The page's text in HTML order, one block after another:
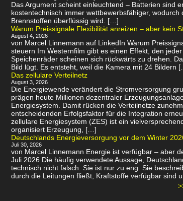
Das Argument scheint einleuchtend – Batterien sind
kostentechnisch immer wettbewerbsfähiger,
Brennstoffen überflüssig wird. […]
Warum Preissignale Flexibilität anreizen – aber kein
August 4, 2026
von Marcel Linnemann auf LinkedIn Warum
steuern Im Westernfilm gibt es einen Effekt, den
Speichenräder scheinen sich rückwärts zu drehen.
Bild lügt. Es entsteht, weil die Kamera mit 24 Bildern
Das zellulare Verteilnetz
August 3, 2026
Die Energiewende verändert die Stromversorgung
prägen heute Millionen dezentraler
Energiesystem. Damit rücken die Verteilnetze
entscheidenden Erfolgsfaktor für die Integration
zellulare Energiesystem (ZES) ist ein
organisiert Erzeugung, […]
Deutschlands Energieversorgung vor dem Winter
Juli 30, 2026
von Marcel Linnemann Energie ist verfügbar – aber
Juli 2026 Die häufig verwendete Aussage,
technisch nicht falsch. Sie ist nur zu eng. Sie
durch die Leitungen fließt, Kraftstoffe verfügbar sind